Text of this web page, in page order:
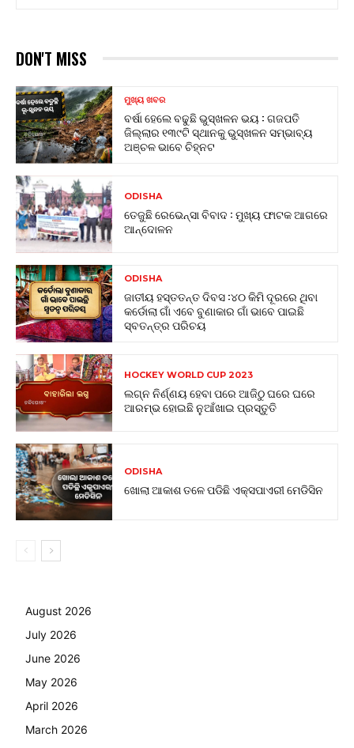
DON'T MISS
ମୁଖ୍ୟ ଖବର
ବର୍ଷା ହେଲେ ବଢୁଛି ଭୁସ୍ଖଳନ ଭୟ : ଗଜପତି
ଜିଲ୍ଲାର ୧୩୯ଟି ସ୍ଥାନକୁ ଭୁସ୍ଖଳନ ସମ୍ଭାବ୍ୟ
ଅଞ୍ଚଳ ଭାବେ ଚିହ୍ନଟ
ODISHA
ତେଜୁଛି ରେଭେନ୍ସା ବିବାଦ : ମୁଖ୍ୟ ଫାଟକ ଆଗରେ
ଆନ୍ଦୋଳନ
ODISHA
ଜାତୀୟ ହସ୍ତତନ୍ତ ଦିବସ :୪୦ କିମି ଦୂରରେ ଥିବା
କର୍ଡୋଲା ଗାଁ ଏବେ ବୁଣାକାର ଗାଁ ଭାବେ ପାଇଛି
ସ୍ବତନ୍ତ୍ର ପରିଚୟ
HOCKEY WORLD CUP 2023
ଲଗ୍ନ ନିର୍ଣ୍ଣୟ ହେବା ପରେ ଆଜିଠୁ ଘରେ ଘରେ
ଆରମ୍ଭ ହୋଇଛି ନୁଆଁଖାଇ ପ୍ରସ୍ତୁତି
ODISHA
ଖୋଲା ଆକାଶ ତଳେ ପଡିଛି ଏକ୍ସପାଏରୀ ମେଡିସିନ
August 2026
July 2026
June 2026
May 2026
April 2026
March 2026